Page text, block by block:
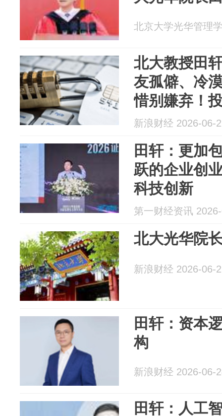
北京大学光华管理
北大教授田
友孤僻、冷
惜别嫌弃！
新浪财经 2026-06-
田轩：更加
跃的企业创
科技创新
第一财经资讯
北大光华院
新浪财经 2026-06-
田轩：资本
构
新浪财经 2026-06-
田轩：人工